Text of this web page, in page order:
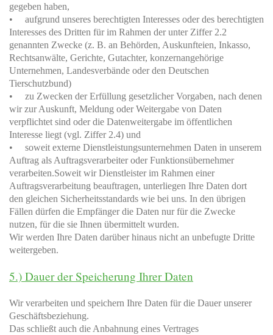
gegeben haben,
• aufgrund unseres berechtigten Interesses oder des berechtigten
Interesses des Dritten für im Rahmen der unter Ziffer 2.2
genannten Zwecke (z. B. an Behörden, Auskunfteien, Inkasso,
Rechtsanwälte, Gerichte, Gutachter, konzernangehörige
Unternehmen, Landesverbände oder den Deutschen
Tierschutzbund)
• zu Zwecken der Erfüllung gesetzlicher Vorgaben, nach denen
wir zur Auskunft, Meldung oder Weitergabe von Daten
verpflichtet sind oder die Datenweitergabe im öffentlichen
Interesse liegt (vgl. Ziffer 2.4) und
• soweit externe Dienstleistungsunternehmen Daten in unserem
Auftrag als Auftragsverarbeiter oder Funktionsübernehmer
verarbeiten.Soweit wir Dienstleister im Rahmen einer
Auftragsverarbeitung beauftragen, unterliegen Ihre Daten dort
den gleichen Sicherheitsstandards wie bei uns. In den übrigen
Fällen dürfen die Empfänger die Daten nur für die Zwecke
nutzen, für die sie Ihnen übermittelt wurden.
Wir werden Ihre Daten darüber hinaus nicht an unbefugte Dritte
weitergeben.
5.) Dauer der Speicherung Ihrer Daten
Wir verarbeiten und speichern Ihre Daten für die Dauer unserer
Geschäftsbeziehung.
Das schließt auch die Anbahnung eines Vertrages